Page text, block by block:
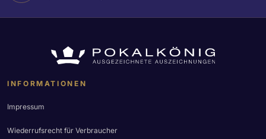
INFORMATIONEN
Impressum
Wiederrufsrecht für Verbraucher